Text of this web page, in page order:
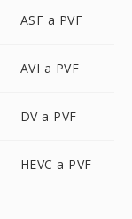
ASF a PVF
AVI a PVF
DV a PVF
HEVC a PVF